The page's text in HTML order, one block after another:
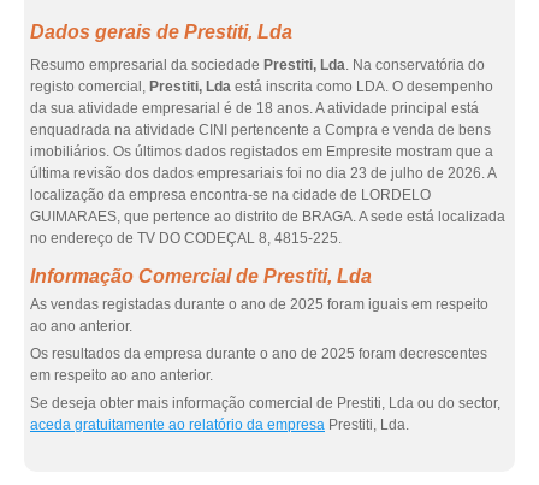
Dados gerais de Prestiti, Lda
Resumo empresarial da sociedade Prestiti, Lda. Na conservatória do
registo comercial, Prestiti, Lda está inscrita como LDA. O desempenho
da sua atividade empresarial é de 18 anos. A atividade principal está
enquadrada na atividade CINI pertencente a Compra e venda de bens
imobiliários. Os últimos dados registados em Empresite mostram que a
última revisão dos dados empresariais foi no dia 23 de julho de 2026. A
localização da empresa encontra-se na cidade de LORDELO
GUIMARAES, que pertence ao distrito de BRAGA. A sede está localizada
no endereço de TV DO CODEÇAL 8, 4815-225.
Informação Comercial de Prestiti, Lda
As vendas registadas durante o ano de 2025 foram iguais em respeito
ao ano anterior.
Os resultados da empresa durante o ano de 2025 foram decrescentes
em respeito ao ano anterior.
Se deseja obter mais informação comercial de Prestiti, Lda ou do sector,
aceda gratuitamente ao relatório da empresa Prestiti, Lda.